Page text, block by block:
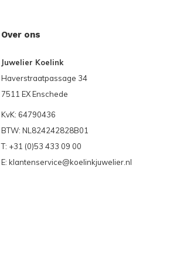
Over ons
Juwelier Koelink
Haverstraatpassage 34
7511 EX Enschede
KvK: 64790436
BTW: NL824242828B01
T: +31 (0)53 433 09 00
E: klantenservice@koelinkjuwelier.nl